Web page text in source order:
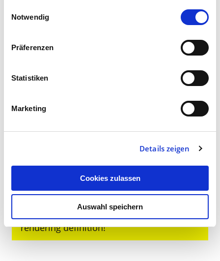
Notwendig
Präferenzen
Statistiken
Marketing
Details zeigen
Cookies zulassen
Auswahl speichern
Link zum Autor
Gerne liefern wir Ihnen das nächste Geschafft!
Magazin frei Haus.
ERROR:Content Element with uid "758"
and type "mask_lnsbutton" has no
rendering definition!